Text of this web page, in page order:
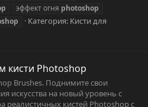
эффект огня photoshop
Категория: Кисти для
кисти Photoshop
Brushes. Поднимите свои
искусства на новый уровень с
реалистичных кистей Photoshop с